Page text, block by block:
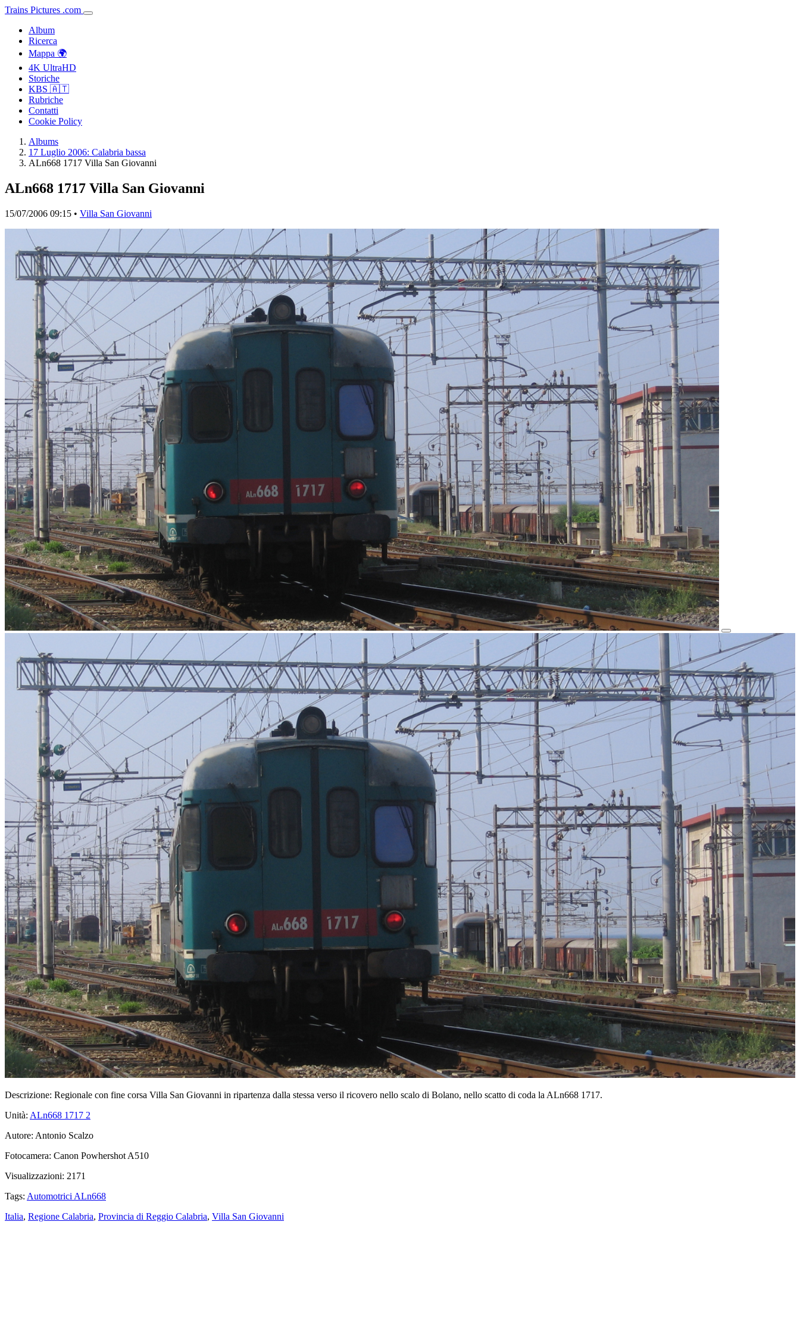
Trains Pictures .com
Album
Ricerca
Mappa 🌍
4K UltraHD
Storiche
KBS 🇦🇹
Rubriche
Contatti
Cookie Policy
Albums
17 Luglio 2006: Calabria bassa
ALn668 1717 Villa San Giovanni
ALn668 1717 Villa San Giovanni
15/07/2006 09:15 • Villa San Giovanni
Descrizione: Regionale con fine corsa Villa San Giovanni in ripartenza dalla stessa verso il ricovero nello scalo di Bolano, nello scatto di coda la ALn668 1717.
Unità: ALn668 1717 2
Autore: Antonio Scalzo
Fotocamera: Canon Powhershot A510
Visualizzazioni: 2171
Tags: Automotrici ALn668
Italia, Regione Calabria, Provincia di Reggio Calabria, Villa San Giovanni